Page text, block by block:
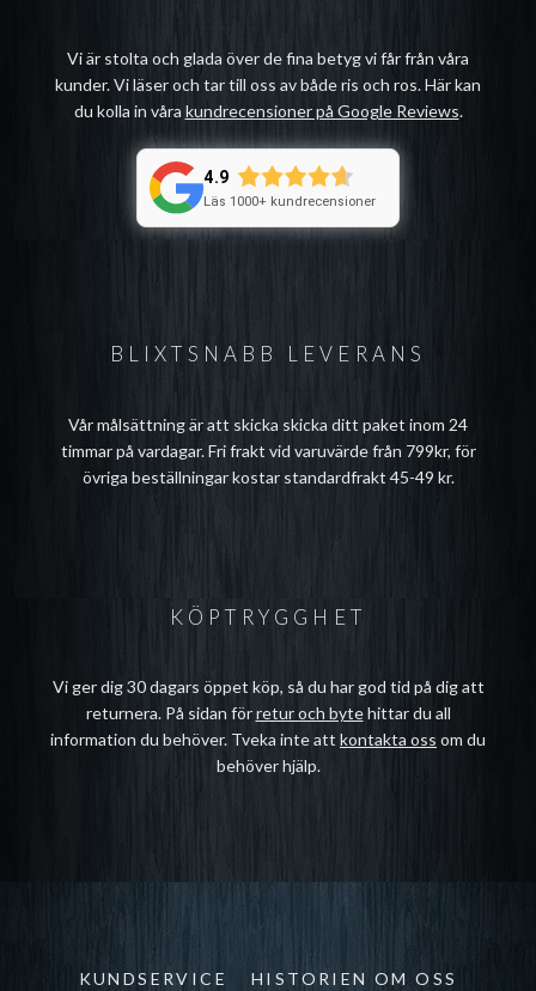
BLIXTSNABB LEVERANS
Vår målsättning är att skicka skicka ditt paket inom 24
timmar på vardagar. Fri frakt vid varuvärde från 799kr, för
övriga beställningar kostar standardfrakt 45-49 kr.
Vi är stolta och glada över de fina betyg vi får från våra
kunder. Vi läser och tar till oss av både ris och ros. Här kan
du kolla in våra kundrecensioner på Google Reviews.
4.9
Läs 1000+ kundrecensioner
KÖPTRYGGHET
Vi ger dig 30 dagars öppet köp, så du har god tid på dig att
returnera. På sidan förretur och bytehittar du all
information du behöver. Tveka inte att kontakta oss om du
behöver hjälp.
KUNDSERVICE HISTORIEN OM OSS